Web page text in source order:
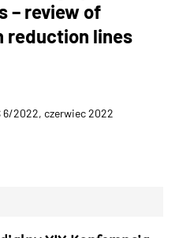
– review of
reduction lines
6/2022, czerwiec 2022